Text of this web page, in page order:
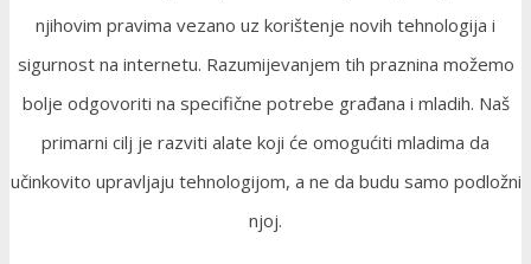
njihovim pravima vezano uz korištenje novih tehnologija i
sigurnost na internetu. Razumijevanjem tih praznina možemo
bolje odgovoriti na specifične potrebe građana i mladih. Naš
primarni cilj je razviti alate koji će omogućiti mladima da
učinkovito upravljaju tehnologijom, a ne da budu samo podložni
njoj.